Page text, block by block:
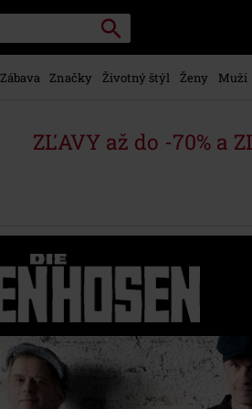
Vyhľadávanie
Zábava Značky Životný štýl Ženy Muži
ZĽAVY až do -70% a